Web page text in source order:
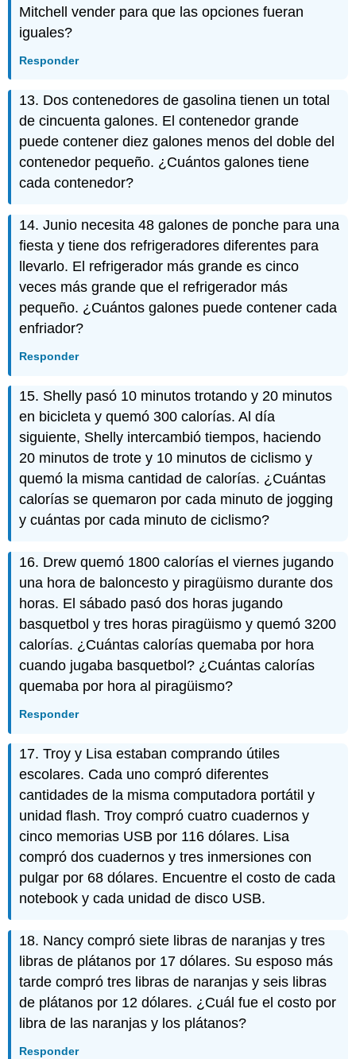
Mitchell vender para que las opciones fueran
iguales?
Responder
13. Dos contenedores de gasolina tienen un total
de cincuenta galones. El contenedor grande
puede contener diez galones menos del doble del
contenedor pequeño. ¿Cuántos galones tiene
cada contenedor?
14. Junio necesita 48 galones de ponche para una
fiesta y tiene dos refrigeradores diferentes para
llevarlo. El refrigerador más grande es cinco
veces más grande que el refrigerador más
pequeño. ¿Cuántos galones puede contener cada
enfriador?
Responder
15. Shelly pasó 10 minutos trotando y 20 minutos
en bicicleta y quemó 300 calorías. Al día
siguiente, Shelly intercambió tiempos, haciendo
20 minutos de trote y 10 minutos de ciclismo y
quemó la misma cantidad de calorías. ¿Cuántas
calorías se quemaron por cada minuto de jogging
y cuántas por cada minuto de ciclismo?
16. Drew quemó 1800 calorías el viernes jugando
una hora de baloncesto y piragüismo durante dos
horas. El sábado pasó dos horas jugando
basquetbol y tres horas piragüismo y quemó 3200
calorías. ¿Cuántas calorías quemaba por hora
cuando jugaba basquetbol? ¿Cuántas calorías
quemaba por hora al piragüismo?
Responder
17. Troy y Lisa estaban comprando útiles
escolares. Cada uno compró diferentes
cantidades de la misma computadora portátil y
unidad flash. Troy compró cuatro cuadernos y
cinco memorias USB por 116 dólares. Lisa
compró dos cuadernos y tres inmersiones con
pulgar por 68 dólares. Encuentre el costo de cada
notebook y cada unidad de disco USB.
18. Nancy compró siete libras de naranjas y tres
libras de plátanos por 17 dólares. Su esposo más
tarde compró tres libras de naranjas y seis libras
de plátanos por 12 dólares. ¿Cuál fue el costo por
libra de las naranjas y los plátanos?
Responder